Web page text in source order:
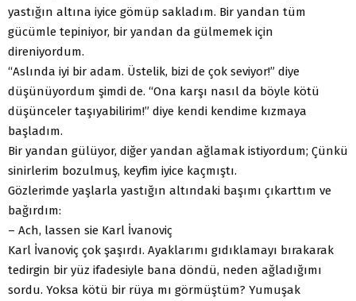
yastığın altına iyice gömüp sakladım. Bir yandan tüm
gücümle tepiniyor, bir yandan da gülmemek için
direniyordum.
“Aslında iyi bir adam. Üstelik, bizi de çok seviyor!” diye
düşünüyordum şimdi de. “Ona karşı nasıl da böyle kötü
düşünceler taşıyabilirim!” diye kendi kendime kızmaya
başladım.
Bir yandan gülüyor, diğer yandan ağlamak istiyordum; Çünkü
sinirlerim bozulmuş, keyfim iyice kaçmıştı.
Gözlerimde yaşlarla yastığın altındaki başımı çıkarttım ve
bağırdım:
– Ach, lassen sie Karl İvanoviç
Karl İvanoviç çok şaşırdı. Ayaklarımı gıdıklamayı bırakarak
tedirgin bir yüz ifadesiyle bana döndü, neden ağladığımı
sordu. Yoksa kötü bir rüya mı görmüştüm? Yumuşak